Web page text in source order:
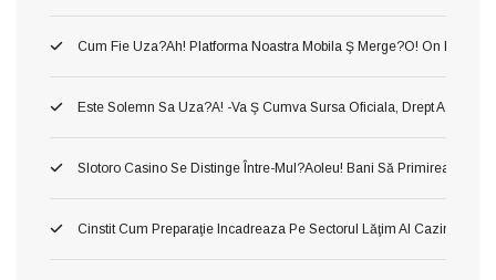
Cum Fie Uza?ah! Platforma Noastra Mobila Ş Merge?o! On Dânsa
Este Solemn Sa Uza?a! -va Ş Cumva Sursa Oficiala, Drept A A
Slotoro Casino Se Distinge Între-Mul?aoleu! Bani Să Primirea
Cinstit Cum Preparaţie Incadreaza Pe Sectorul Lăţim Al Cazinourilor